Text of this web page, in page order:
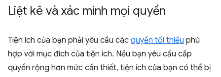
Liệt kê và xác minh mọi quyền
Tiện ích của bạn phải yêu cầu các quyền tối thiểu phù
hợp với mục đích của tiện ích. Nếu bạn yêu cầu cấp
quyền rộng hơn mức cần thiết, tiện ích của bạn có thể bị